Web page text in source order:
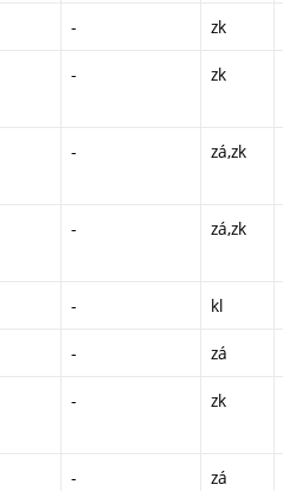
- zk
- zk
- zá,zk
- zá,zk
- kl
- zá
- zk
- zá